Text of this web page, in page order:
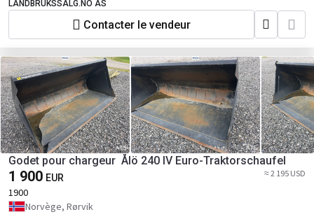
LANDBRUKSSALG.NO AS
Contacter le vendeur
Godet pour chargeur Ålö 240 IV Euro-Traktorschaufel
1 900 EUR ≈ 2 195 USD
1900
Norvège, Rørvik